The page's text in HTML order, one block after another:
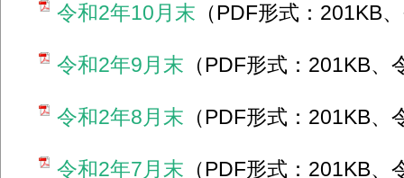
令和2年10月末 （PDF形式：201KB
令和2年9月末 （PDF形式：201KB
令和2年8月末 （PDF形式：201KB
令和2年7月末 （PDF形式：201KB